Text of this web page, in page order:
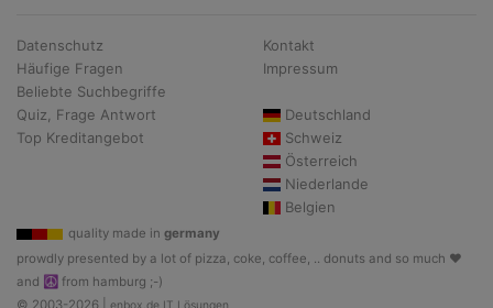
Datenschutz
Häufige Fragen
Beliebte Suchbegriffe
Quiz, Frage Antwort
Top Kreditangebot
Kontakt
Impressum
Deutschland
Schweiz
Österreich
Niederlande
Belgien
quality made in germany
prowdly presented by a lot of pizza, coke, coffee, .. donuts and so much ♥
and ☮ from hamburg ;-)
© 2003-2026 |